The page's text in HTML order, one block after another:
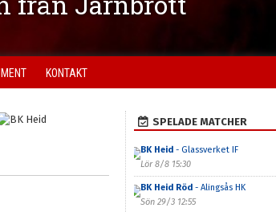
KONTAKT
SPELADE MATCHER
BK Heid- Glassverket IF
Lör 8/8 15:30
BK Heid Röd- Alingsås HK
Sön 29/3 12:55